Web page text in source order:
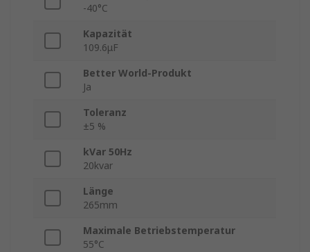
-40°C
Kapazität
109.6μF
Better World-Produkt
Ja
Toleranz
±5 %
kVar 50Hz
20kvar
Länge
265mm
Maximale Betriebstemperatur
55°C